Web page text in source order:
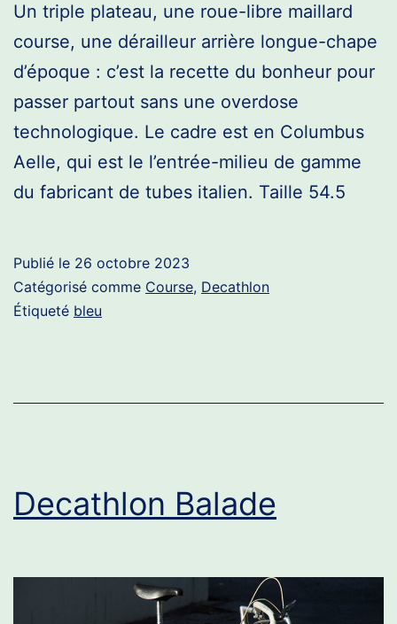
Un triple plateau, une roue-libre maillard
course, une dérailleur arrière longue-chape
d’époque : c’est la recette du bonheur pour
passer partout sans une overdose
technologique. Le cadre est en Columbus
Aelle, qui est le l’entrée-milieu de gamme
du fabricant de tubes italien. Taille 54.5
Publié le 26 octobre 2023
Catégorisé comme Course, Decathlon
Étiqueté bleu
Decathlon Balade